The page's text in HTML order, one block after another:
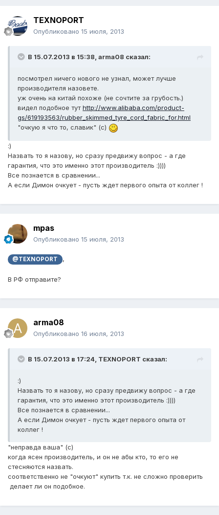
TEXNOPORT
Опубликовано 15 июля, 2013
В 15.07.2013 в 15:38, arma08 сказал:
посмотрел ничего нового не узнал, может лучше
производителя назовете.
уж очень на китай похоже (не сочтите за грубость.)
видел подобное тутhttp://www.alibaba.com/product-
gs/619193563/rubber_skimmed_tyre_cord_fabric_for.html
"очкую я что то, славик" (с)
:)
Назвать то я назову, но сразу предвижу вопрос - а где
гарантия, что это именно этот производитель :))))
Все познается в сравнении...
А если Димон очкует - пусть ждет первого опыта от коллег !
mpas
Опубликовано 15 июля, 2013
@TEXNOPORT ,
В РФ отправите?
arma08
Опубликовано 16 июля, 2013
В 15.07.2013 в 17:24, TEXNOPORT сказал:
:)
Назвать то я назову, но сразу предвижу вопрос - а где
гарантия, что это именно этот производитель :))))
Все познается в сравнении...
А если Димон очкует - пусть ждет первого опыта от
коллег !
"неправда ваша" (с)
когда ясен производитель, и он не абы кто, то его не
стесняются назвать.
соответственно не "очкуют" купить т.к. не сложно проверить
делает ли он подобное.